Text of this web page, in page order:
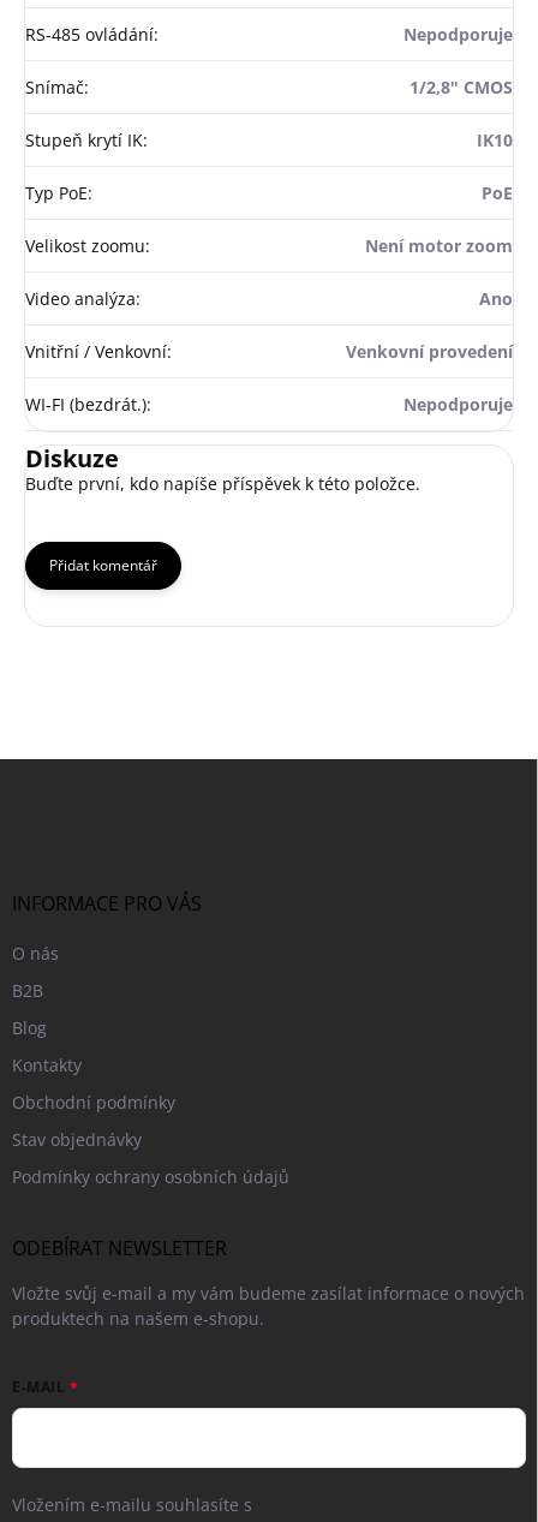
RS-485 ovládání: Nepodporuje
Snímač: 1/2,8" CMOS
Stupeň krytí IK: IK10
Typ PoE: PoE
Velikost zoomu: Není motor zoom
Video analýza: Ano
Vnitřní / Venkovní: Venkovní provedení
WI-FI (bezdrát.): Nepodporuje
Diskuze
Buďte první, kdo napíše příspěvek k této položce.
Přidat komentář
INFORMACE PRO VÁS
O nás
B2B
Blog
Kontakty
Obchodní podmínky
Stav objednávky
Podmínky ochrany osobních údajů
ODEBÍRAT NEWSLETTER
Vložte svůj e-mail a my vám budeme zasílat informace o nových
produktech na našem e-shopu.
E-MAIL
Vložením e-mailu souhlasíte s